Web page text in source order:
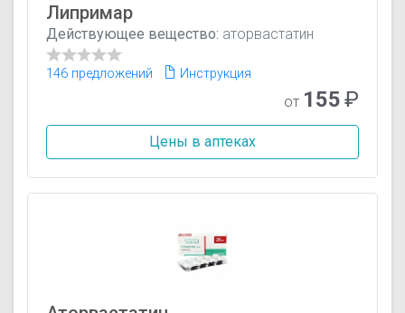
Липримар
Действующее вещество: аторвастатин
146 предложений Инструкция
от 155₽
Цены в аптеках